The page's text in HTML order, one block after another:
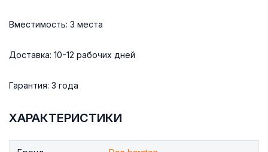
Вместимость: 3 места
Доставка: 10-12 рабочих дней
Гарантия: 3 года
ХАРАКТЕРИСТИКИ